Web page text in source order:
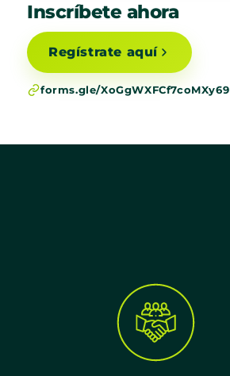
Inscríbete ahora
Regístrate aquí
forms.gle/XoGgWXFCf7coMXy69